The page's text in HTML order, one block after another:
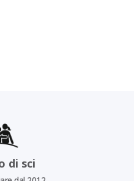
di sci